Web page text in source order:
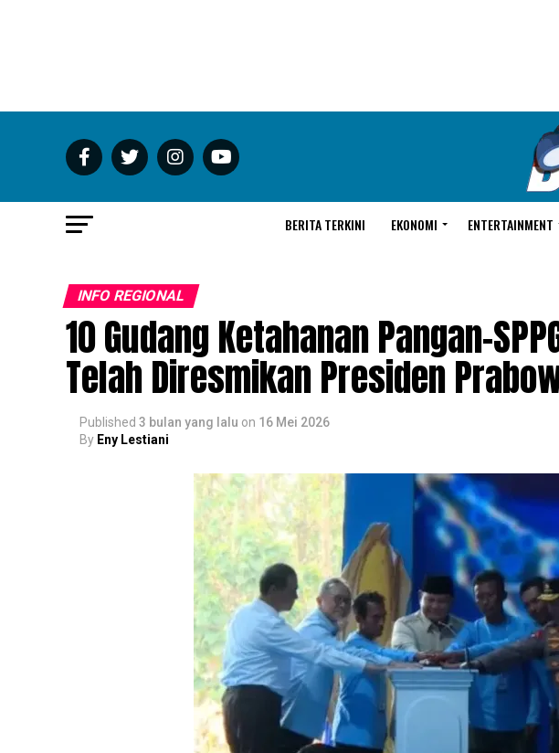
BERITA TERKINI EKONOMI ENTERTAINMENT
INFO REGIONAL
10 Gudang Ketahanan Pangan-
Telah Diresmikan Presiden
Published 3 bulan yang lalu on 16 Mei 2026
By Eny Lestiani